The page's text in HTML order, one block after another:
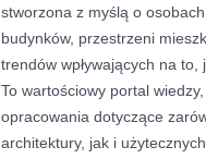
stworzona z myślą o
budynków, przestrzeni
trendów wpływających na
To wartościowy portal
opracowania dotyczące
architektury, jak i